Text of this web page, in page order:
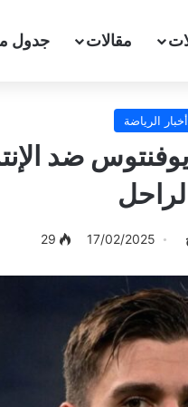
مقالات جدول
أخبار الرياضة
ضد
الراحل
17/02/2025
29